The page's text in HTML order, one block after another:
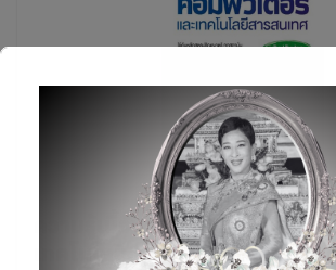
ความรู้เบื้องต้นเกี่ยวกับคอมพิวเต
เทคโนโลยีสารสนเทศ ฉบับปรับป